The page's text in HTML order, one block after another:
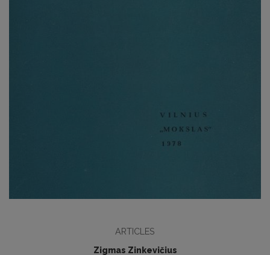
ARTICLES
Zigmas Zinkevičius